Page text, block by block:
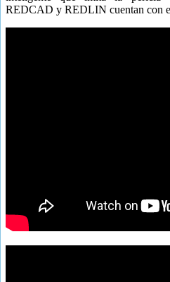
REDCAD y REDLIN cuentan con